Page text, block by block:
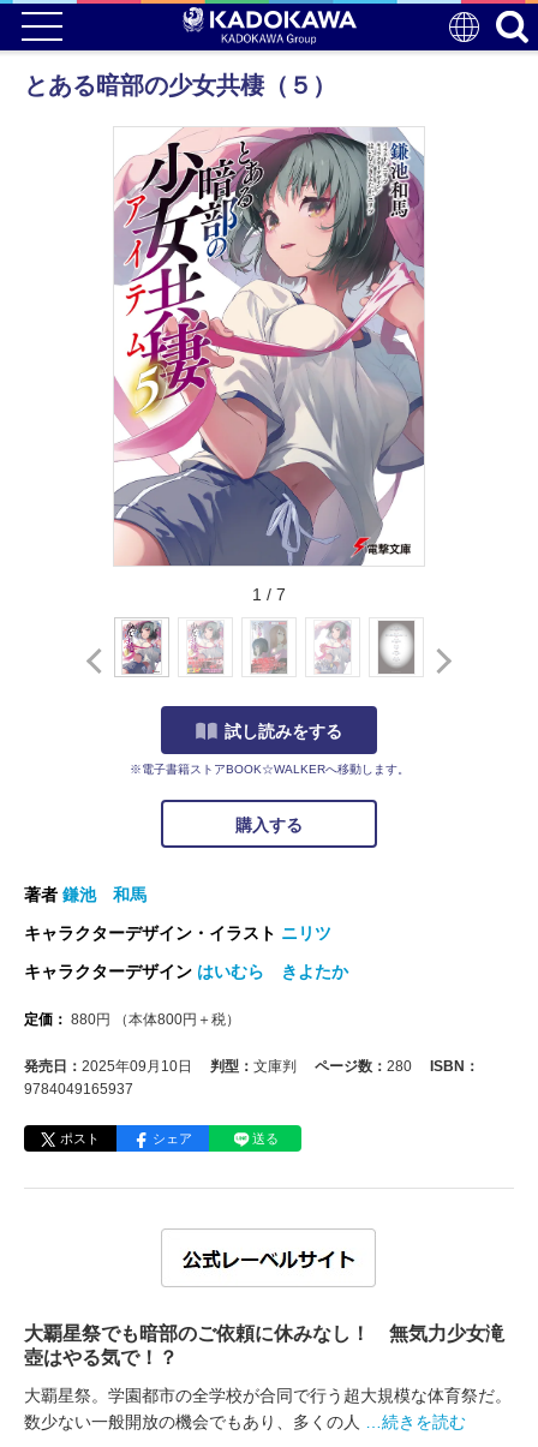
とある暗部の少女共棲（５）
1 / 7
試し読みをする
※電子書籍ストアBOOK☆WALKERへ移動します。
購入する
著者 鎌池 和馬
キャラクターデザイン・イラスト ニリツ
キャラクターデザイン はいむら きよたか
定価： 880円 （本体800円＋税）
発売日： 2025年09月10日 判型： 文庫判 ページ数： 280
ISBN：
9784049165937
ポスト シェア 送る
大覇星祭でも暗部のご依頼に休みなし！ 無気力少女滝
壺はやる気で！？
大覇星祭。学園都市の全学校が合同で行う超大規模な体育祭だ。
数少ない一般開放の機会でもあり、多くの人
…続きを読む